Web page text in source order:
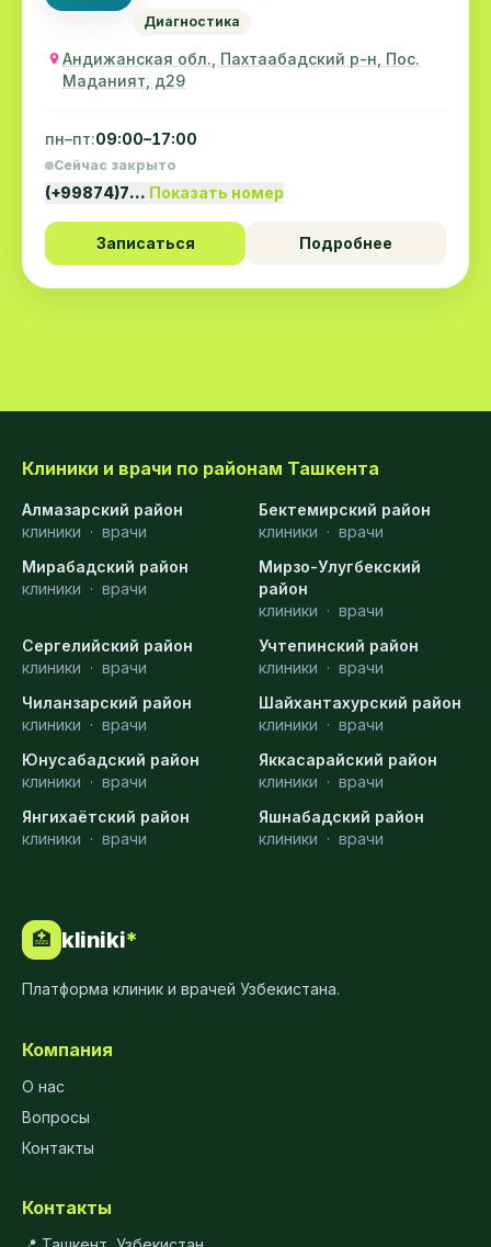
Диагностика
Андижанская обл., Пахтаабадский р-н, Пос.
Маданият, д29
пн–пт:09:00–17:00
Сейчас закрыто
(+99874)7… Показать номер
Записаться Подробнее
Клиники и врачи по районам Ташкента
Алмазарский район
клиники · врачи
Бектемирский район
клиники · врачи
Мирабадский район
клиники · врачи
Мирзо-Улугбекский
район
клиники · врачи
Сергелийский район
клиники · врачи
Учтепинский район
клиники · врачи
Чиланзарский район
клиники · врачи
Шайхантахурский район
клиники · врачи
Юнусабадский район
клиники · врачи
Яккасарайский район
клиники · врачи
Янгихаётский район
клиники · врачи
Яшнабадский район
клиники · врачи
🏥 kliniki*
Платформа клиник и врачей Узбекистана.
Компания
О нас
Вопросы
Контакты
Контакты